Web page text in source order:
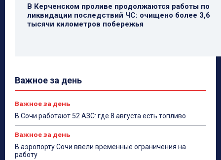
В Керченском проливе продолжаются работы по
ликвидации последствий ЧС: очищено более 3,6
тысячи километров побережья
Важное за день
Важное за день
В Сочи работают 52 АЗС: где 8 августа есть топливо
Важное за день
В аэропорту Сочи ввели временные ограничения на
работу